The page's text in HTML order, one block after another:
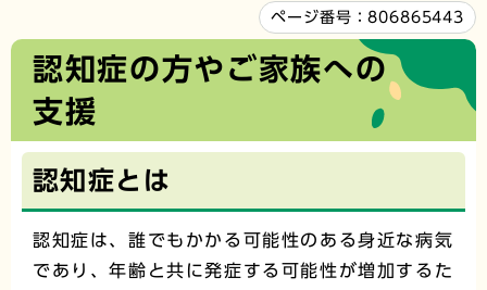
先
文
か
ページ番号：806865443
認知症の方やご家族への
支援
認知症とは
認知症は、誰でもかかる可能性のある身近な病気
であり、年齢と共に発症する可能性が増加するた